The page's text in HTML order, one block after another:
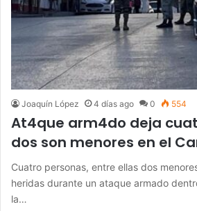
Joaquín López 4 días ago 0 554
At4que arm4do deja
dos son menores en el
Cuatro personas, entre ellas dos
heridas durante un ataque armado
la…